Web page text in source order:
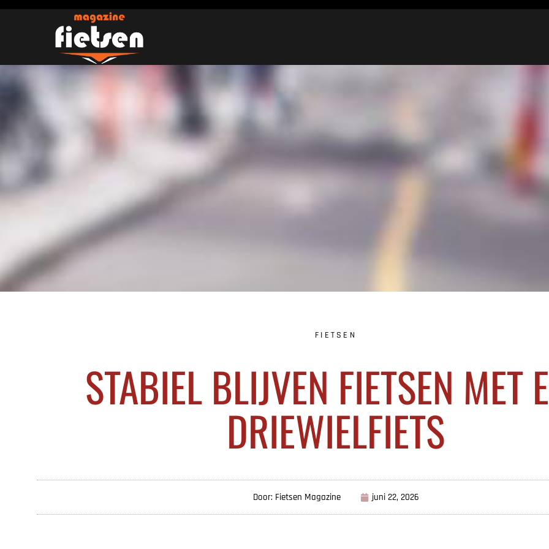
FIETSEN
STABIEL BLIJVEN FIETSEN MET
DRIEWIELFIETS
Door: Fietsen Magazine juni 22, 2026